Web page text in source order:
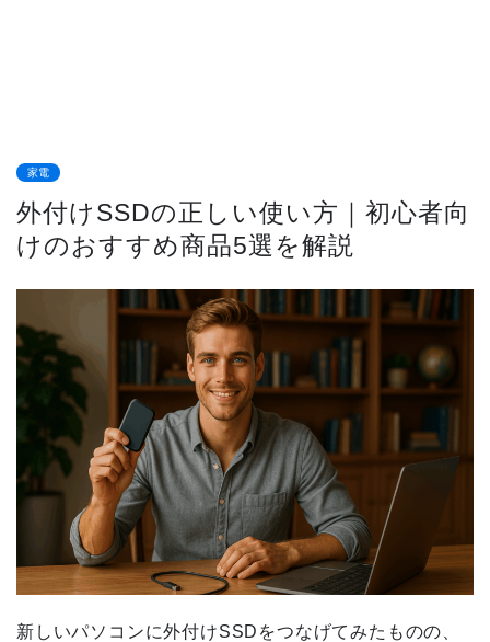
家電
外付けSSDの正しい使い方｜初心者向
けのおすすめ商品5選を解説
新しいパソコンに外付けSSDをつなげてみたものの、